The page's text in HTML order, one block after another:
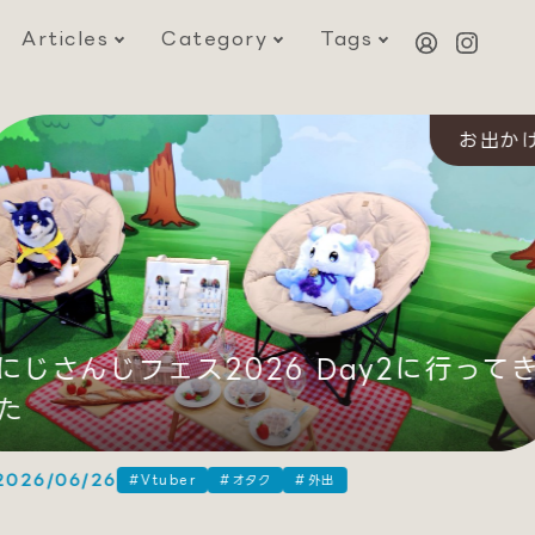
Articles Category Tags
お出かけ
じさんじフェス2026 Day2に行ってき
06/26 #Vtuber #オタク #外出